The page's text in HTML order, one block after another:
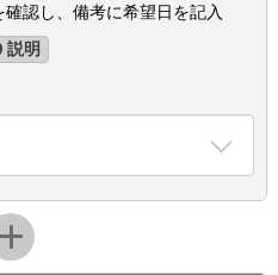
認し、備考に希望日を記入
説明